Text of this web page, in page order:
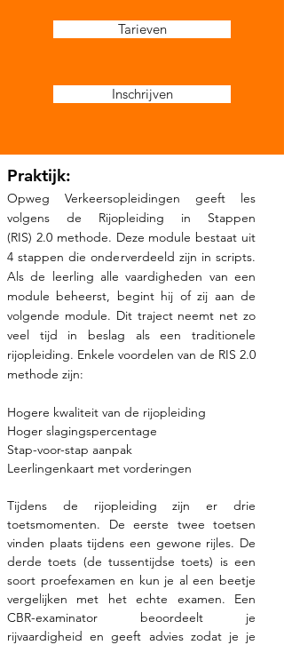
Tarieven
Inschrijven
Praktijk:
Opweg Verkeersopleidingen geeft les
volgens de Rijopleiding in Stappen
(RIS) 2.0 methode. Deze module bestaat uit
4 stappen die onderverdeeld zijn in scripts.
Als de leerling alle vaardigheden van een
module beheerst, begint hij of zij aan de
volgende module. Dit traject neemt net zo
veel tijd in beslag als een traditionele
rijopleiding. Enkele voordelen van de RIS 2.0
methode zijn:
Hogere kwaliteit van de rijopleiding
Hoger slagingspercentage
Stap-voor-stap aanpak
Leerlingenkaart met vorderingen
Tijdens de rijopleiding zijn er drie
toetsmomenten. De eerste twee toetsen
vinden plaats tijdens een gewone rijles. De
derde toets (de tussentijdse toets) is een
soort proefexamen en kun je al een beetje
vergelijken met het echte examen. Een
CBR-examinator beoordeelt je
rijvaardigheid en geeft advies zodat je je